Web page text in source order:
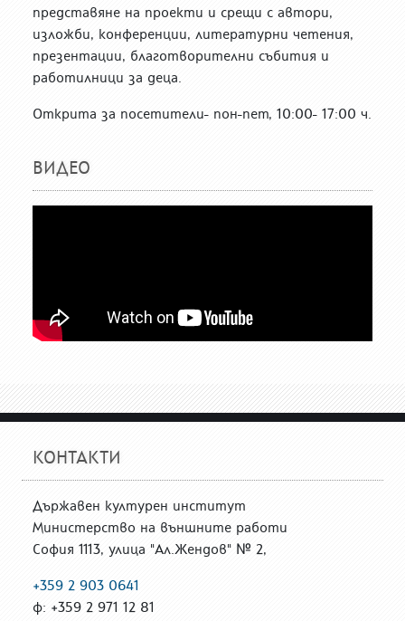
представяне на проекти и срещи с автори,
изложби, конференции, литературни четения,
презентации, благотворителни събития и
работилници за деца.
Открита за посетители- пон-пет, 10:00- 17:00 ч.
ВИДЕО
КОНТАКТИ
Държавен културен институт
Министерство на външните работи
София 1113, улица "Ал.Жендов" № 2,
+359 2 903 0641
ф: +359 2 971 12 81